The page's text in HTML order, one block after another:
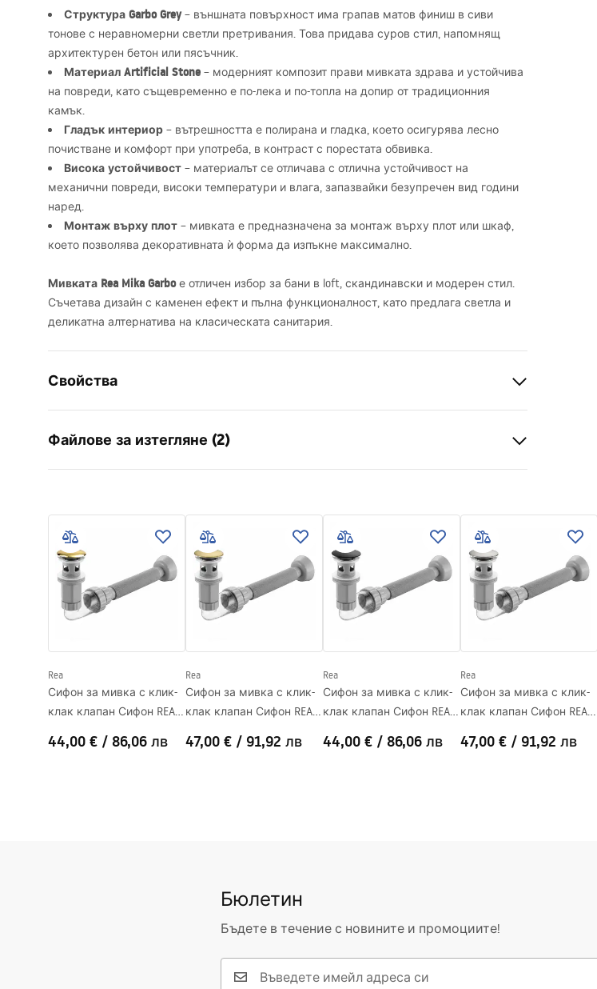
Структура Garbo Grey– външната повърхност има грапав матов финиш в сиви
тонове с неравномерни светли претривания. Това придава суров стил, напомнящ
архитектурен бетон или пясъчник.
Материал Artificial Stone – модерният композит прави мивката здрава и устойчива
на повреди, като същевременно е по-лека и по-топла на допир от традиционния
камък.
Гладък интериор – вътрешността е полирана и гладка, което осигурява лесно
почистване и комфорт при употреба, в контраст с порестата обвивка.
Висока устойчивост – материалът се отличава с отлична устойчивост на
механични повреди, високи температури и влага, запазвайки безупречен вид години
наред.
Монтаж върху плот – мивката е предназначена за монтаж върху плот или шкаф,
което позволява декоративната ѝ форма да изпъкне максимално.
Мивката Rea Mika Garboе отличен избор за бани в loft, скандинавски и модерен стил.
Съчетава дизайн с каменен ефект и пълна функционалност, като предлага светла и
деликатна алтернатива на класическата санитария.
Свойства
Материал
Цвят
Имитaция на камък, Сив
Ширина
mm
Височина
150
mm
Дълбочина
mm
Отвор на батерията
НЕ
Отвор за преливане
Файлове за изтегляне (2)
инсталиране
Warranty_Terms_and_Conditions_
Basins_-_5.pdf
Rea
Сифон за мивка с клик-
клак клапан Сифон REA
44,00 € / 86,06 лв
Rea
Сифон за мивка с клик-
клак клапан Сифон REA
47,00 € / 91,92 лв
Rea
Сифон за мивка с клик-
клак клапан Сифон REA
44,00 € / 86,06 лв
Rea
Сифон за мивка с клик-
клак клапан Сифон REA
47,00 € / 91,92 лв
Бюлетин
Бъдете в течение с новините и промоциите!